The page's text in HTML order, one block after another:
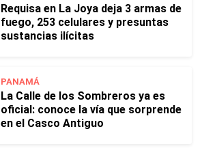
Requisa en La Joya deja 3 armas de
fuego, 253 celulares y presuntas
sustancias ilícitas
PANAMÁ
La Calle de los Sombreros ya es
oficial: conoce la vía que sorprende
en el Casco Antiguo